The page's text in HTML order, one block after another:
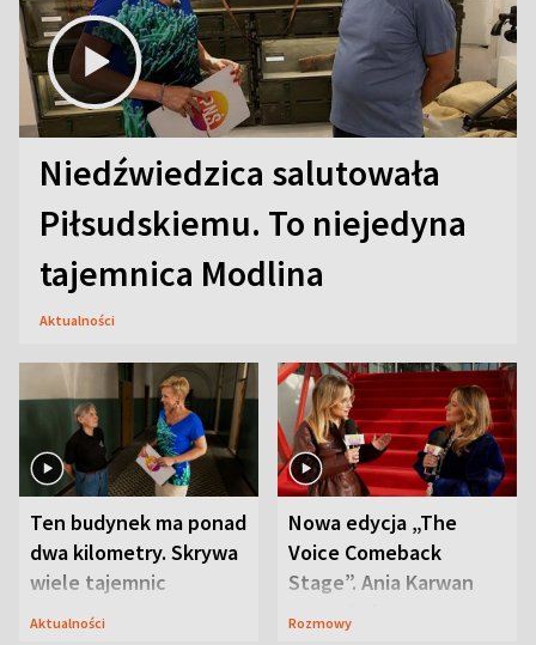
Niedźwiedzica salutowała
Piłsudskiemu. To niejedyna
tajemnica Modlina
Aktualności
Ten budynek ma ponad
dwa kilometry. Skrywa
wiele tajemnic
Aktualności
Nowa edycja „The
Voice Comeback
Stage”. Ania Karwan
zapowiada
Rozmowy